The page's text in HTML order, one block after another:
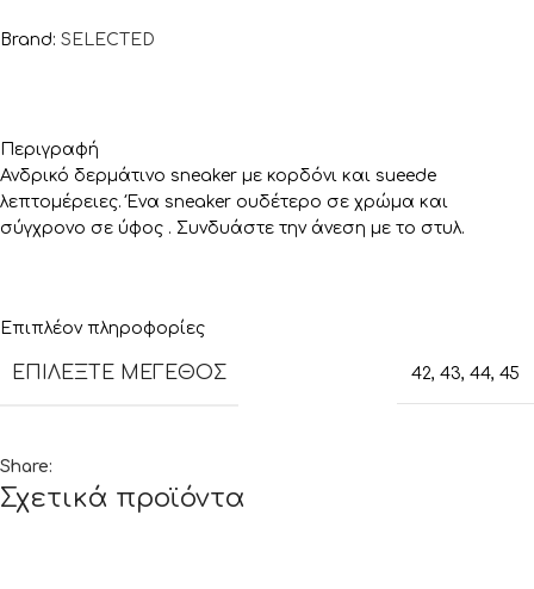
Brand: SELECTED
Περιγραφή
Ανδρικό δερμάτινο sneaker με κορδόνι και sueede
λεπτομέρειες. Ένα sneaker ουδέτερο σε χρώμα και
σύγχρονο σε ύφος . Συνδυάστε την άνεση με το στυλ.
Επιπλέον πληροφορίες
ΕΠΙΛΈΞΤΕ ΜΈΓΕΘΟΣ 42, 43, 44, 45
Share:
Σχετικά προϊόντα